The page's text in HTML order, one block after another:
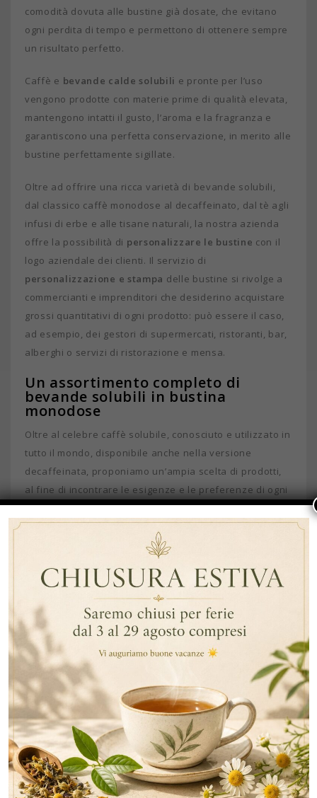
comodità dovuta alle bustine già dosate, che evitano
ogni perdita di tempo e permettono di ottenere sempre
un risultato perfetto.
Caffè e bevande calde solubili e pronte per l’uso
vengono prodotte con materie prime di qualità elevata,
mantengono intatti il gusto, l’aroma e la fragranza e
garantiscono una perfetta conservazione, in merito alle
bustine perfettamente sigillate.
Oltre ad offrire una ricca varietà di bevande solubili,
dal classico caffè monodose al decaffeinato, dal tè agli
infusi di erbe e alle tisane naturali, la nostra azienda
offre la possibilità di personalizzare le bustine con il
logo aziendale dei clienti. Il servizio di
personalizzazione e stampa delle bustine si rivolge a
commercianti e imprenditori che desiderino acquistare
grossi quantitativi di ogni prodotto: può essere il caso,
ad esempio, dei gestori di supermercati, ristoranti, bar,
alberghi o servizi di ristorazione e mensa.
Un assortimento completo di
bevande solubili in bustina
monodose
Oltre al celebre caffè solubile, conosciuto e utilizzato in
tutto il mondo, disponibile anche nella versione
decaffeinata, proponiamo un’ampia scelta di prodotti,
al fine di incontrare le esigenze e le preferenze di ogni
singolo cliente.
Il caffè d’orzo in cialde predosate, naturale, dolce e
gradevole, è la scelta migliore come alternativa al caffè
o al tè, il cappuccino solubile, classico o decaffeinato, è
già perfettamente dosato e pronto all’uso, adatto da
preparare e gustare in pochi secondi, con una schiuma
soffice e vellutata.
Il tè e le tisane solubili in bustina rappresentano una
soluzione semplice e veloce per chi apprezza questo
tipo di bevande, in particolare quando la necessità è
quella di averne sempre a disposizione un quantitativo
consistente, ad esempio presso i pubblici esercizi e i
servizi di ristorazione. Tisane e infusi solubili
contengono solo ingredienti naturali, selezionati e
garantiti, offrono le stesse proprietà e gli stessi